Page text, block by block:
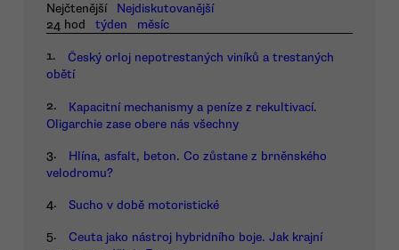
Nejčtenější
Nejdiskutovanější
24 hod
týden měsíc
1.
Český orloj nepotrestaných viníků a trestaných
obětí
2.
Kapacitní mechanismy a peníze z rekultivací.
Oligarchie zase obere nás všechny
3.
Hlína, asfalt, beton. Co zůstane z brněnského
velodromu?
4. Sucho v době motoristické
5.
Ceuta jako nástroj hybridního boje. Jak krajní